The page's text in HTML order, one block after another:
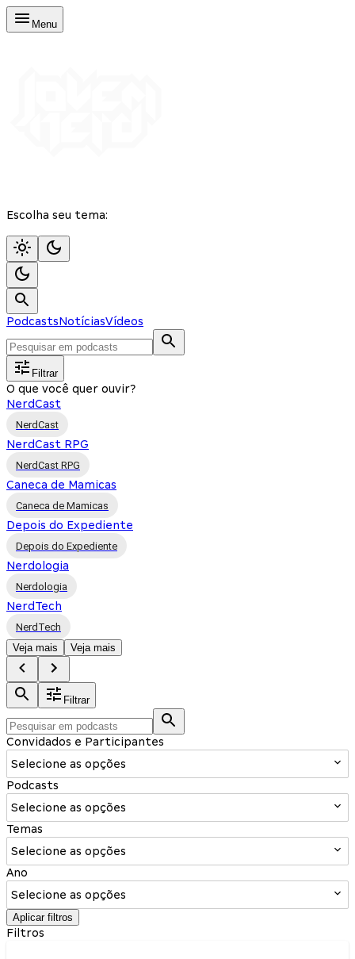
Menu
Escolha seu tema:
PodcastsNotíciasVídeos
Filtrar
O que você quer ouvir?
NerdCast
NerdCast
NerdCast RPG
NerdCast RPG
Caneca de Mamicas
Caneca de Mamicas
Depois do Expediente
Depois do Expediente
Nerdologia
Nerdologia
NerdTech
NerdTech
Veja mais
Veja mais
Filtrar
Convidados e Participantes
Selecione as opções
Podcasts
Selecione as opções
Temas
Selecione as opções
Ano
Selecione as opções
Aplicar filtros
Filtros